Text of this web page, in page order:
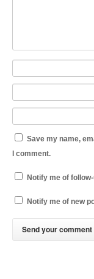
Save my name,
I comment.
Notify me of
Notify me of new